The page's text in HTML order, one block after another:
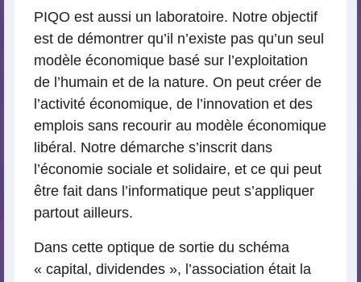
PIQO est aussi un laboratoire. Notre objectif
est de démontrer qu’il n’existe pas qu’un seul
modèle économique basé sur l’exploitation
de l’humain et de la nature. On peut créer de
l’activité économique, de l’innovation et des
emplois sans recourir au modèle économique
libéral. Notre démarche s’inscrit dans
l’économie sociale et solidaire, et ce qui peut
être fait dans l’informatique peut s’appliquer
partout ailleurs.
Dans cette optique de sortie du schéma
« capital, dividendes », l’association était la